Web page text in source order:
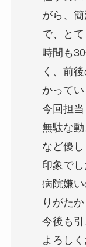
がら、
で、と
時間も
く、前
かってい
今回担当
無駄な
など優
印象でし
病院嫌
りがたか
今後も引
よろしく